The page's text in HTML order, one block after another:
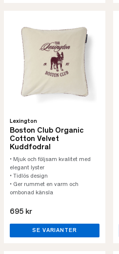
Lexington
Boston Club Organic
Cotton Velvet
Kuddfodral
• Mjuk och följsam kvalitet med
elegant lyster
• Tidlös design
• Ger rummet en varm och
ombonad känsla
695 kr
SE VARIANTER